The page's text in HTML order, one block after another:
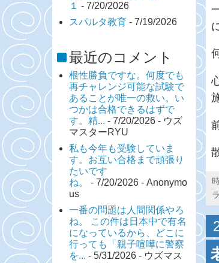
１
- 7/20/2026
スパルタ教育 - 7/19/2026
最近のコメント
根性勝負ですな。何度でも
再チャレンジ可能な試験で
あることが唯一の救い。い
つかは合格できるはずで
す。精... - 7/20/2026 - ウズ
マスターRYU
私も今年も受験していま
す。お互い合格まで頑張り
たいです
ね。
- 7/20/2026 - Anonymo
us
一番の問題は人間関係やろ
ね。 この件は日本中で有名
になっているから、どこに
行っても「親子喧嘩に警察
を... - 5/31/2026 - ウズマス